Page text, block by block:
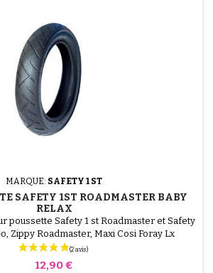
MARQUE: SAFETY 1 ST
SAFETY 1ST ROADMASTER BABY
RELAX
poussette Safety 1 st Roadmaster et Safety
Zippy Roadmaster, Maxi Cosi Foray Lx
Prix
12,90 €